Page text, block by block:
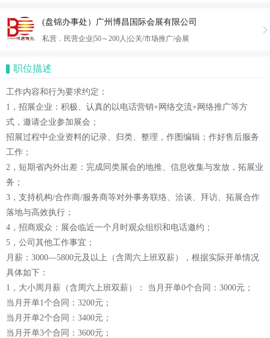
(盘锦办事处）广州博昌国际会展有限公司
私营．民营企业|50～200人|公关/市场推广/会展
职位描述
工作内容和行为要求约定：
1，招展企业：积极、认真的以电话营销+网络交流+网络推广等方
式，邀请企业参加展会；
招展过程中企业资料的记录、归类、整理，作图编辑；作好售后服务
工作；
2，短期省内外出差：完成同类展会的地推、信息收集与发放，拓展业
务；
3，支持机构/合作商/服务商等对外事务联络、洽谈、拜访、拓展合作
落地与高效执行；
4，招商观众：展会临近一个月时观众组织和电话邀约；
5，公司其他工作事宜；
月薪：3000—5800元及以上（含周六上班双薪），根据实际开单情况
具体如下：
1，大小周月薪（含周六上班双薪）： 当月开单0个合同：3000元；
当月开单1个合同：3200元；
当月开单2个合同：3400元；
当月开单3个合同：3600元；